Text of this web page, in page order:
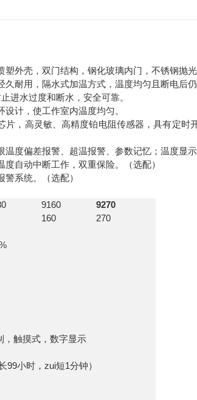
外壳，双门结构，钢化玻璃内门，不锈钢抛
耐用，隔水式加温方式，温度均匀且断电后仍
进水过度和断水，安全可靠。
计，使工作室内温度均匀。
片，高灵敏、高精度铂电阻传感器，具有定时
度偏差报警、超温报警、参数记忆；温度显
自动中断工作，双重保险。（选配）
系统。（选配）
9160
9270
160 270
，触摸式，数字显示
99小时，zui短1分钟）